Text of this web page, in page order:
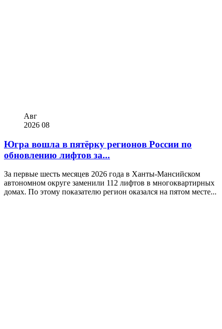
Авг
2026 08
Югра вошла в пятёрку регионов России по
обновлению лифтов за...
За первые шесть месяцев 2026 года в Ханты-Мансийском
автономном округе заменили 112 лифтов в многоквартирных
домах. По этому показателю регион оказался на пятом месте...